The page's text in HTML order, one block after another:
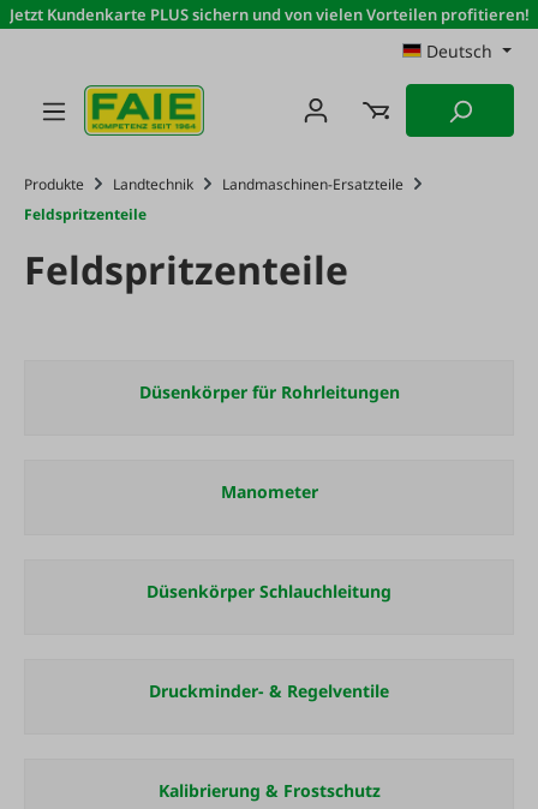
Zum Hauptinhalt springen
Jetzt Kundenkarte PLUS sichern und von vielen Vorteilen profitieren!
Deutsch
Produkte Landtechnik
Landmaschinen-Ersatzteile
Feldspritzenteile
Feldspritzenteile
Düsenkörper für Rohrleitungen
Manometer
Düsenkörper Schlauchleitung
Druckminder- & Regelventile
Kalibrierung & Frostschutz